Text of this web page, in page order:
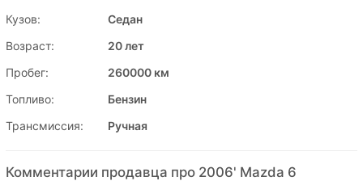
Кузов:
Седан
Возраст:
20 лет
Пробег:
260000 км
Топливо:
Бензин
Трансмиссия:
Ручная
Комментарии продавца про 2006' Mazda 6